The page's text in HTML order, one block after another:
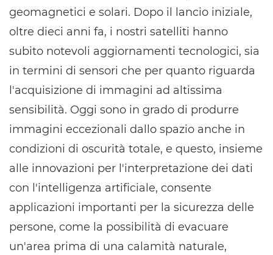
geomagnetici e solari. Dopo il lancio iniziale,
oltre dieci anni fa, i nostri satelliti hanno
subito notevoli aggiornamenti tecnologici, sia
in termini di sensori che per quanto riguarda
l'acquisizione di immagini ad altissima
sensibilità. Oggi sono in grado di produrre
immagini eccezionali dallo spazio anche in
condizioni di oscurità totale, e questo, insieme
alle innovazioni per l'interpretazione dei dati
con l'intelligenza artificiale, consente
applicazioni importanti per la sicurezza delle
persone, come la possibilità di evacuare
un'area prima di una calamità naturale,